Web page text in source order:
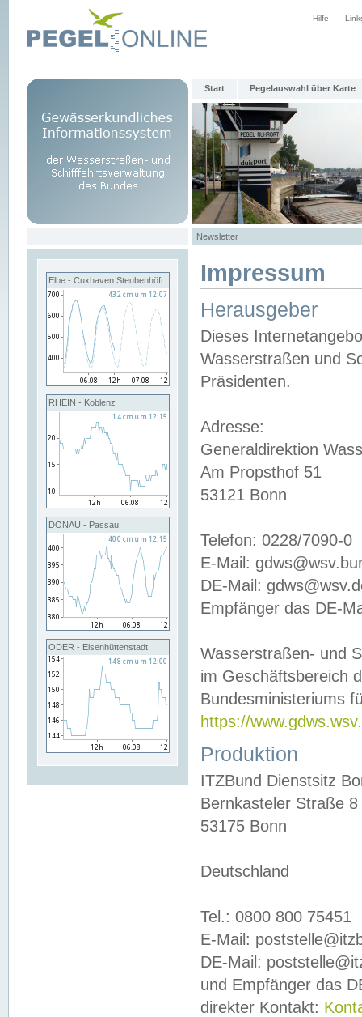
Hilfe
Start Pegelauswahl über Karte
Newsletter
Elbe - Cuxhaven Steubenhöft
RHEIN - Koblenz
DONAU - Passau
ODER - Eisenhüttenstadt
Impressum
Herausgeber
Dieses
Wasserstraßen und
Präsidenten.
Adresse:
Generaldirektion
Am Propsthof 51
53121 Bonn
Telefon: 0228/7090-0
E-Mail:
DE-Mail:
Empfänger das DE-
Wasserstraßen- und
im Geschäftsbereich
Bundesministeriums
https://
Produktion
ITZBund Dienstsitz
Bernkasteler Straße 8
53175 Bonn
Deutschland
Tel.: 0800 800 75451
E-Mail:
DE-Mail:
und Empfänger das
direkter Kontakt: